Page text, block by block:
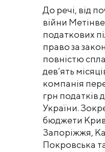
До речі, від
війни
податкових
право за
повністю
дев’ять
компанія
грн податків
України.
бюджети
Запоріжжя,
Покровська